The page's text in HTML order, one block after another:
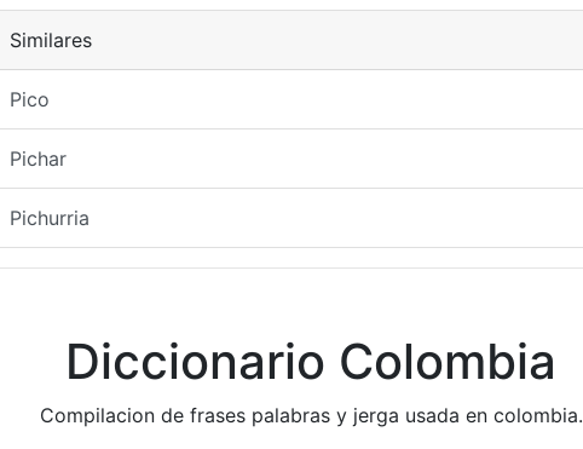
Similares
Pico
Pichar
Pichurria
Diccionario Colombia
Compilacion de frases palabras y jerga usada en colombia.